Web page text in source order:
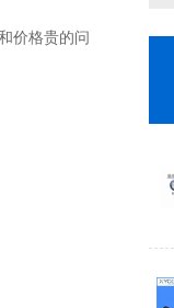
价格贵的问